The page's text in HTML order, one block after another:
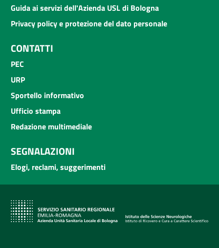
Guida ai servizi dell'Azienda USL di Bologna
Privacy policy e protezione del dato personale
CONTATTI
PEC
URP
Sportello informativo
Ufficio stampa
Redazione multimediale
SEGNALAZIONI
Elogi, reclami, suggerimenti